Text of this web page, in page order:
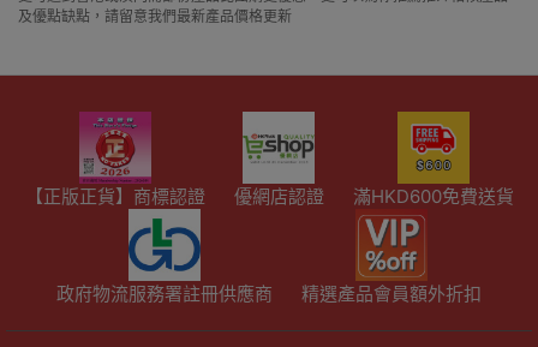
及優點缺點，請留意我們最新產品價格更新
【正版正貨】商標認證 優網店認證 滿HKD600免費送貨
政府物流服務署註冊供應商 精選產品會員額外折扣